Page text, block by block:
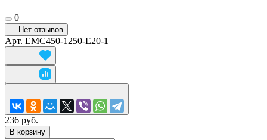
0
Нет отзывов
Арт. ЕМС450-1250-E20-1
236 руб.
В корзину